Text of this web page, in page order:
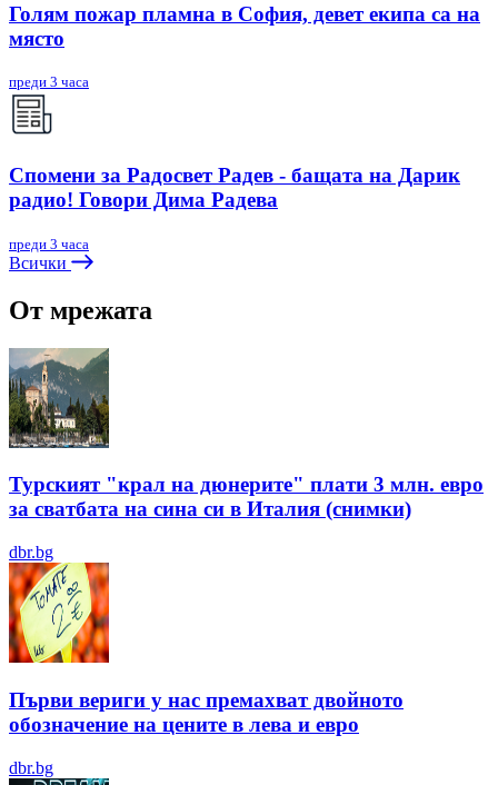
Голям пожар пламна в София, девет екипа са на
място
преди 3 часа
Спомени за Радосвет Радев - бащата на Дарик
радио! Говори Дима Радева
преди 3 часа
Всички
От мрежата
Турският "крал на дюнерите" плати 3 млн. евро
за сватбата на сина си в Италия (снимки)
dbr.bg
Първи вериги у нас премахват двойното
обозначение на цените в лева и евро
dbr.bg